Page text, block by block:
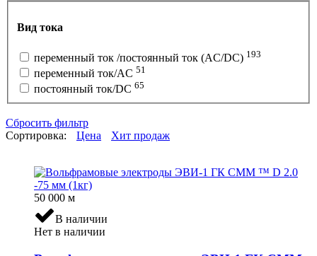
Вид тока
переменный ток /постоянный ток (AC/DC) 193
переменный ток/AC 51
постоянный ток/DC 65
Сбросить фильтр
Сортировка:
Цена Хит продаж
50 000 м
В наличии
Нет в наличии